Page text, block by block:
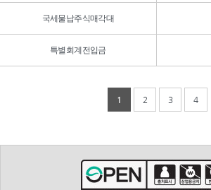
국세물납주식매각대
특별회계전입금
1 2 3 4